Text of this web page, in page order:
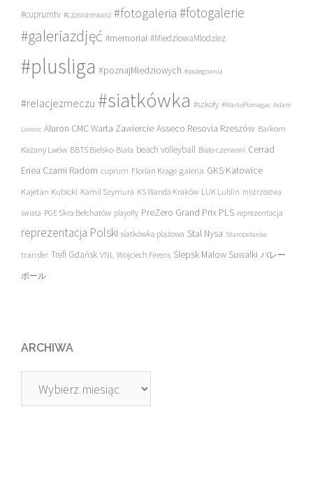
#cuprumtv #czasnarewanż #fotogaleria #fotogalerie
#galeriazdjęć #memoriał #MiedziowaMlodziez
#plusliga #poznajMiedziowych #pożegnania
#relacjezmeczu #siatkówka #szkoły #WartoPomagac Adam
Lorenc Aluron CMC Warta Zawiercie Asseco Resovia Rzeszów Barkom
Każany Lwów BBTS Bielsko-Biała beach volleyball Biało-czerwoni Cerrad
Enea Czarni Radom cuprum Florian Krage galeria GKS Katowice
Kajetan Kubicki Kamil Szymura KS Wanda Kraków LUK Lublin mistrzostwa
świata PGE Skra Bełchatów playoffy PreZero Grand Prix PLS reprezentacja
reprezentacja Polski siatkówka plażowa Stal Nysa Staropolanka
transfer Trefl Gdańsk VNL Wojciech Ferens Ślepsk Malow Suwałki バレー
ボール
ARCHIWA
Archiwa